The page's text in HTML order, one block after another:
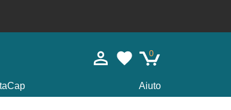
0
Aiuto